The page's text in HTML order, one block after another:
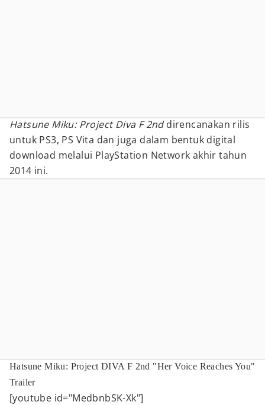
Hatsune Miku: Project Diva F 2nddirencanakan rilis
untuk PS3, PS Vita dan juga dalam bentuk digital
download melalui PlayStation Network akhir tahun
2014 ini.
Hatsune Miku: Project DIVA F 2nd "Her Voice Reaches You"
Trailer
[youtube id="MedbnbSK-Xk"]